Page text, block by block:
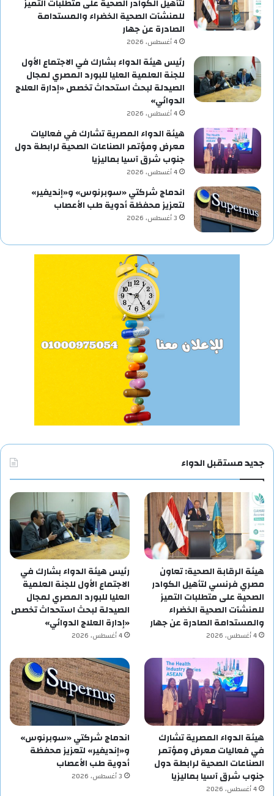
لتأهيل الكوادر الصحية على متطلبات التميز
للمنشآت الصحية الخضراء والمستدامة
الصادرة عن جهار
4 أغسطس، 2026
رئيس هيئة الدواء بشارك في الاجتماع الأول
للجنة العلمية العليا للبورد المصري لمجال
الصيدلة لبحث استحداث تخصص «إدارة العلاج
الدوائي»
4 أغسطس، 2026
هيئة الدواء المصرية تشارك في فعاليات
معرض ومؤتمر الصناعات الصحية لرابطة دول
جنوب شرق آسيا بماليزيا
4 أغسطس، 2026
اندماج شركتي «سوبرنوس» و«إنديفير»
لتعزيز محفظة أدوية طب الأعصاب
3 أغسطس، 2026
جديد مستقبل الدواء
هيئة الرقابة الصحية: تعاون
مصري فرنسي لتأهيل الكوادر
الصحية على متطلبات التميز
للمنشآت الصحية الخضراء
والمستدامة الصادرة عن جهار
4 أغسطس، 2026
رئيس هيئة الدواء بشارك في
الاجتماع الأول للجنة العلمية
العليا للبورد المصري لمجال
الصيدلة لبحث استحداث تخصص
«إدارة العلاج الدوائي»
4 أغسطس، 2026
هيئة الدواء المصرية تشارك
في فعاليات معرض ومؤتمر
الصناعات الصحية لرابطة دول
جنوب شرق آسيا بماليزيا
4 أغسطس، 2026
اندماج شركتي «سوبرنوس»
و«إنديفير» لتعزيز محفظة
أدوية طب الأعصاب
3 أغسطس، 2026